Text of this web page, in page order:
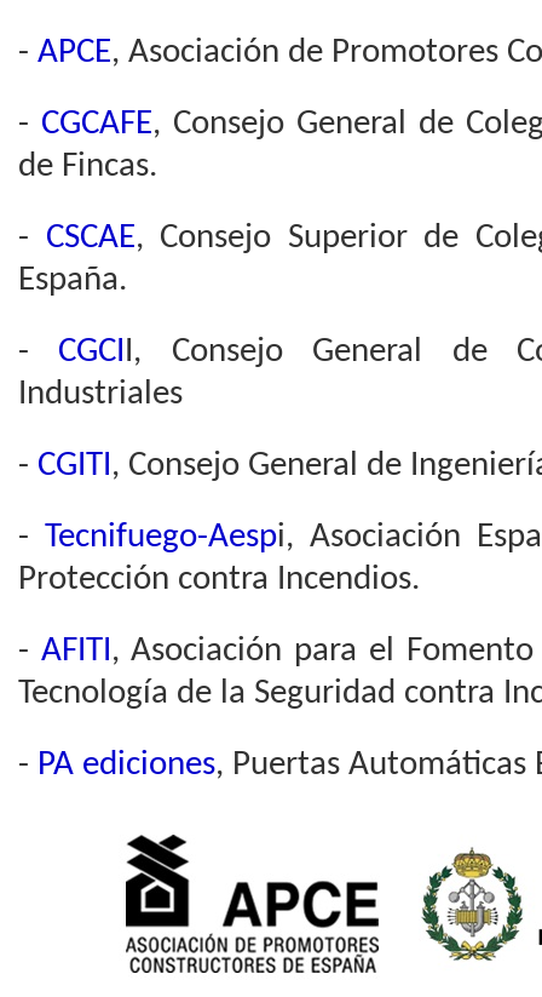
- APCE, Asociación de Promotores
- CGCAFE, Consejo General de
de Fincas.
- CSCAE, Consejo Superior de
España.
- CGCII, Consejo General de
Industriales
- CGITI, Consejo General de
- Tecnifuego-Aespi, Asociación
Protección contra Incendios.
- AFITI, Asociación para el
Tecnología de la Seguridad contra
- PA ediciones, Puertas Automáticas